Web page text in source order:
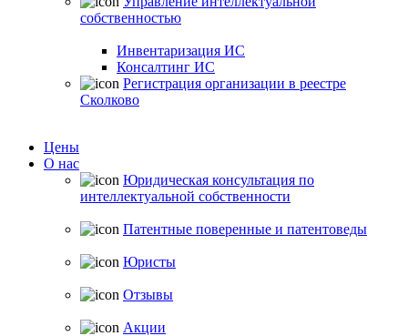
собственностью
Инвентаризация ИС
Консалтинг ИС
Регистрация организации в реестре
Сколково
Цены
О нас
Юридическая консультация по
интеллектуальной собственности
Патентные поверенные и патентоведы
Юристы
Отзывы
Акции